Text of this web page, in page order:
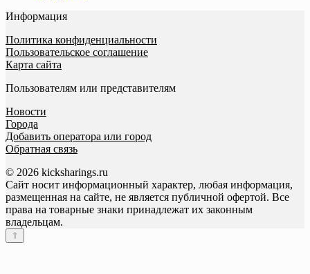
Информация
Политика конфиденциальности
Пользовательское соглашение
Карта сайта
Пользователям или представителям
Новости
Города
Добавить оператора или город
Обратная связь
© 2026 kicksharings.ru
Сайт носит информационный характер, любая информация,
размещенная на сайте, не является публичной офертой. Все
права на товарные знаки принадлежат их законным
владельцам.